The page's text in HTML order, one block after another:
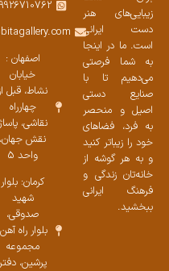
زیبایی‌های هنر
دست ایرانی
است. ما در اینجا
به شما فرصتی
می‌دهیم تا با
صنایع دستی
اصیل و منحصر
به فرد، فضاهای
خود را زیباتر کنید
و به هر گوشه از
خانه‌تان زندگی و
فرهنگ ایرانی
ببخشید.
اصفهان :
خیابان
نشاط، قبل از
چهارراه
نقاشی، پاساژ
نقش جهان،
واحد 5
کرمان: بلوار
شهید
صدوقی،
بلوار راه
مجموعه
پرشین،‌ دفتر